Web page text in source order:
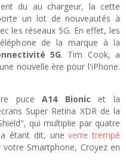
du au chargeur, la cette
un lot de nouveautés à
les réseaux 5G. En effet, les
de la marque à la
5G. Tim Cook, a
nouvelle ère pour l'iPhone.
puceA14 Bionic et la
Super Retina XDR de la
qui multiplie par quatre
étant dit, uneverre trempé
Smartphone, Croyez en